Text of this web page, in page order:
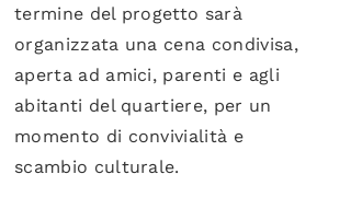
termine del progetto sarà
organizzata una cena condivisa,
aperta ad amici, parenti e agli
abitanti del quartiere, per un
momento di convivialità e
scambio culturale.